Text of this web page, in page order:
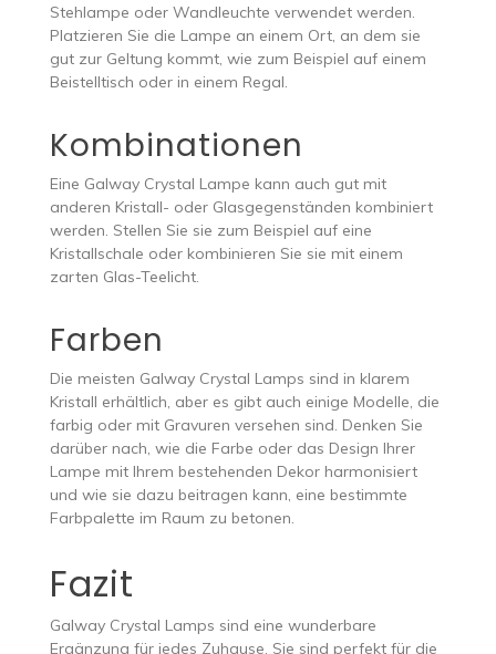
Stehlampe oder Wandleuchte verwendet werden.
Platzieren Sie die Lampe an einem Ort, an dem sie
gut zur Geltung kommt, wie zum Beispiel auf einem
Beistelltisch oder in einem Regal.
Kombinationen
Eine Galway Crystal Lampe kann auch gut mit
anderen Kristall- oder Glasgegenständen kombiniert
werden. Stellen Sie sie zum Beispiel auf eine
Kristallschale oder kombinieren Sie sie mit einem
zarten Glas-Teelicht.
Farben
Die meisten Galway Crystal Lamps sind in klarem
Kristall erhältlich, aber es gibt auch einige Modelle, die
farbig oder mit Gravuren versehen sind. Denken Sie
darüber nach, wie die Farbe oder das Design Ihrer
Lampe mit Ihrem bestehenden Dekor harmonisiert
und wie sie dazu beitragen kann, eine bestimmte
Farbpalette im Raum zu betonen.
Fazit
Galway Crystal Lamps sind eine wunderbare
Ergänzung für jedes Zuhause. Sie sind perfekt für die